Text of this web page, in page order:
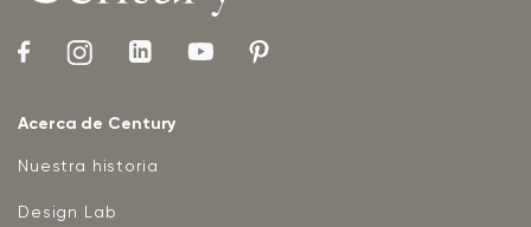
Acerca de Century
Nuestra historia
Design Lab